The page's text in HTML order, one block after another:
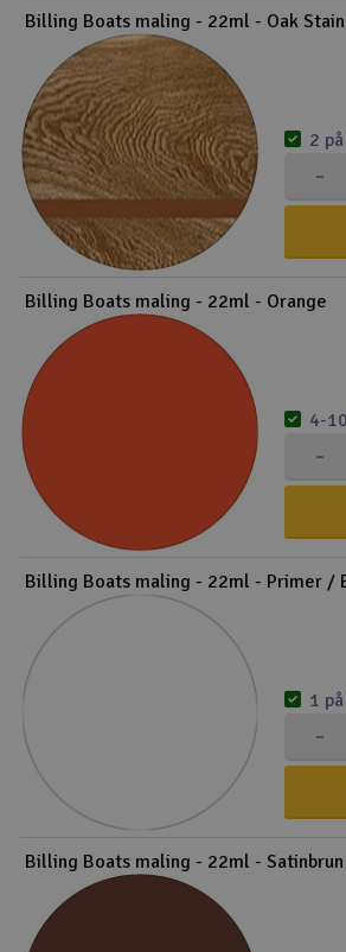
Billing Boats maling - 22ml - Oak Stain
-
2
Billing Boats maling - 22ml - Orange
-
4-
Billing Boats maling - 22ml - Primer /
-
1
Billing Boats maling - 22ml - Satinbrun